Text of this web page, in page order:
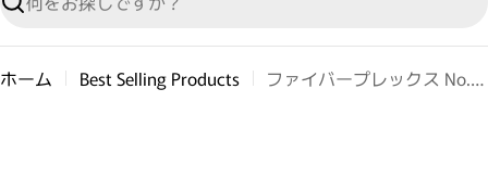
検索
ホーム Best Selling Products
ファイバープレックス No.4 ボンドセラム